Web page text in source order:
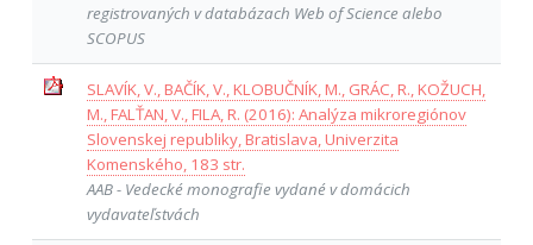
registrovaných v databázach Web of Science alebo
SCOPUS
SLAVÍK, V., BAČÍK, V., KLOBUČNÍK, M., GRÁC, R., KOŽUCH,
M., FALŤAN, V., FILA, R. (2016): Analýza mikroregiónov
Slovenskej republiky, Bratislava, Univerzita
Komenského, 183 str.
AAB - Vedecké monografie vydané v domácich
vydavateľstvách